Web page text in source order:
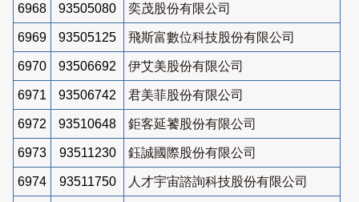
6968 93505080 奕茂股份有限公司
6969 93505125 飛斯富數位科技股份有限公司
6970 93506692 伊艾美股份有限公司
6971 93506742 君美菲股份有限公司
6972 93510648 鉅客延饕股份有限公司
6973 93511230 鈺誠國際股份有限公司
6974 93511750 人才宇宙諮詢科技股份有限公司